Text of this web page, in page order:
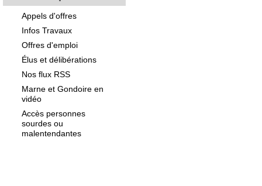
Appels d'offres
Infos Travaux
Offres d'emploi
Élus et délibérations
Nos flux RSS
Marne et Gondoire en
vidéo
Accès personnes
sourdes ou
malentendantes